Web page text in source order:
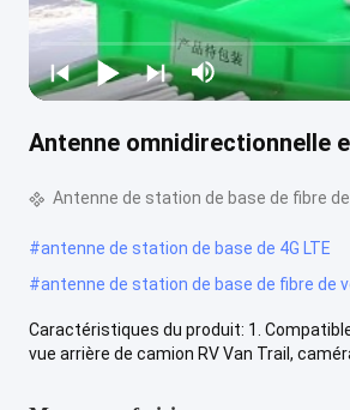
Antenne omnidirectionnelle
Antenne de station de base de fibre
#antenne de station de base de 4G LTE
#antenne de station de base de fibre de
Caractéristiques du produit: 1.
vue arrière de camion RV Van Trail,